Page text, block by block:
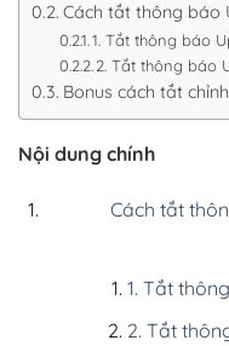
Cách tắt thông báo
1. Tắt thông báo
2. Tắt thông báo
Bonus cách tắt
Nội dung chính
Cách tắt
1. Tắt
2. Tắt